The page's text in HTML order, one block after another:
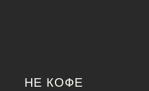
НЕ КОФЕ